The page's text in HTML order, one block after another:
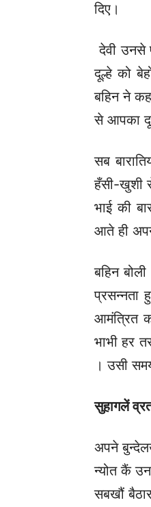
दिए।
देवी उनसे
दूल्हे को
बहिन ने
से आपका
सब
हँसी-खुशी
भाई की
आते ही
बहिन
प्रसन्नता
आमंत्रित
भाभी हर
। उसी
सुहागलें
अपने
न्योत कैं
सबखौं